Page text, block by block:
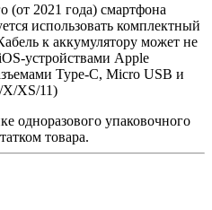
(от 2021 года) смартфона
использовать комплектный
к аккумулятору может не
устройствами Apple
Type-C, Micro USB и
X/XS/11)
одноразового упаковочного
товара.